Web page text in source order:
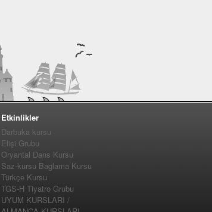
Etkinlikler
Darbuka kursu
Elişi Grubu
Oryantal Dans Kursu
Saz-kursu Baglama Kursu
Türkçe Kursu
TGS-H Tiyatro Grubu
UYUM KURSLARI /